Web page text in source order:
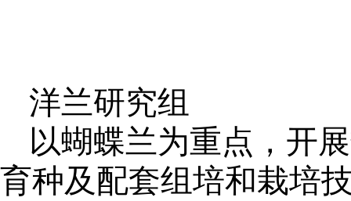
洋兰研究组
以蝴蝶兰为重点，开
育种及配套组培和栽培